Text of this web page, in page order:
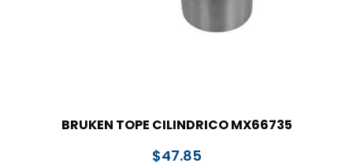
BRUKEN TOPE CILINDRICO MX66735
$47.85